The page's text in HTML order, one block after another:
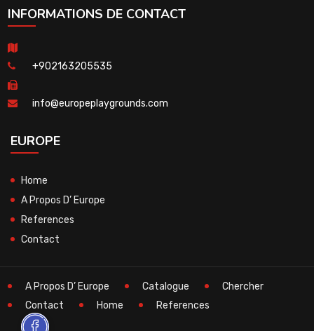
INFORMATIONS DE CONTACT
+902163205535
info@europeplaygrounds.com
EUROPE
Home
A Propos D’ Europe
References
Contact
A Propos D’ Europe Catalogue
Chercher
Contact
Home References